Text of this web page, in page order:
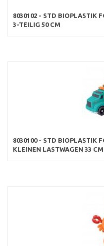
8030102 - STD BIOPLASTIK
3-TEILIG 50 CM
8030100 - STD BIOPLASTIK
KLEINEN LASTWAGEN 33 CM